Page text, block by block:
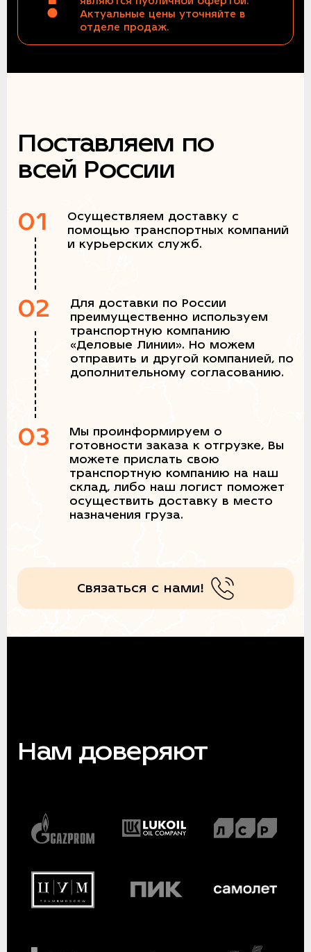
Актуальные цены уточняйте в
отделе продаж.
Поставляем по
всей России
01
Осуществляем доставку с
помощью транспортных компаний
и курьерских служб.
02
Для доставки по России
преимущественно используем
транспортную компанию
«Деловые Линии». Но можем
отправить и другой компанией, по
дополнительному согласованию.
03
Мы проинформируем о
готовности заказа к отгрузке, Вы
можете прислать свою
транспортную компанию на наш
склад, либо наш логист поможет
осуществить доставку в место
назначения груза.
Связаться с нами!
Нам доверяют